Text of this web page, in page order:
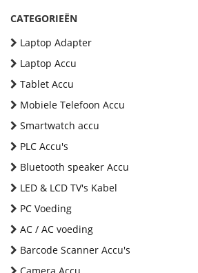
CATEGORIEËN
Laptop Adapter
Laptop Accu
Tablet Accu
Mobiele Telefoon Accu
Smartwatch accu
PLC Accu's
Bluetooth speaker Accu
LED & LCD TV's Kabel
PC Voeding
AC / AC voeding
Barcode Scanner Accu's